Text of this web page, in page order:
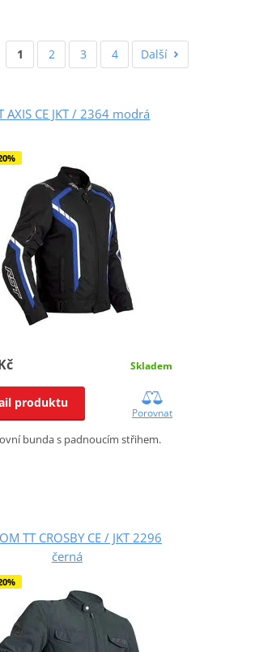
1 2 3 4 Další
AXIS CE JKT / 2364 modrá
Skladem
produktu
Porovnat
bunda s padnoucím střihem.
TT CROSBY CE / JKT 2296
černá